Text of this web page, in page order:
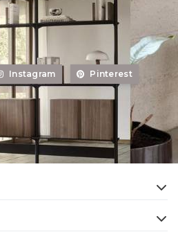
Instagram Pinterest